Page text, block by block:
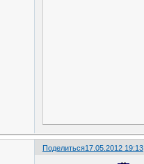
Поделиться17.05.2012 19:13